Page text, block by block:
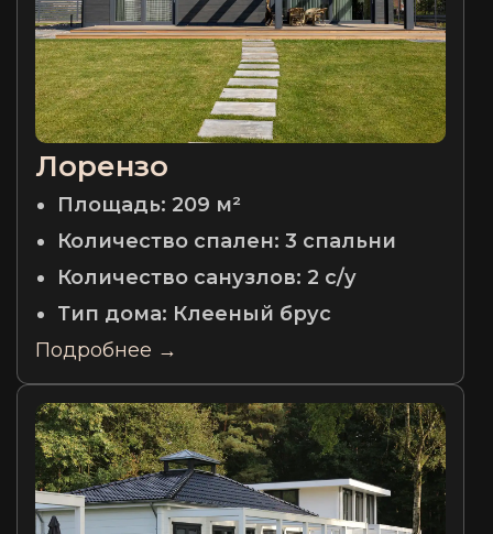
Лорензо
Площадь: 209 м²
Количество спален: 3 спальни
Количество санузлов: 2 с/у
Тип дома: Клееный брус
Подробнее →